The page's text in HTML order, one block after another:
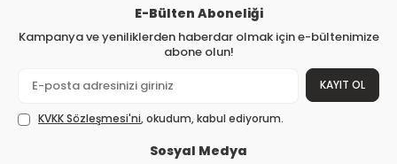
E-Bülten Aboneliği
Kampanya ve yeniliklerden haberdar olmak için e-bültenimize
abone olun!
KAYIT OL
KVKK Sözleşmesi'ni, okudum, kabul ediyorum.
Sosyal Medya